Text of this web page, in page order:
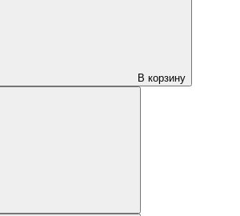
В корзину